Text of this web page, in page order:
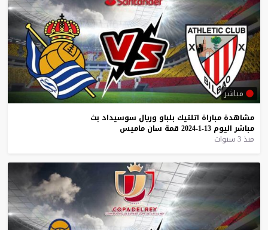
مباشر
مشاهدة مباراة اتلتيك بلباو وريال سوسيداد بث
مباشر اليوم 13-1-2024 قمة سان ماميس
منذ 3 سنوات